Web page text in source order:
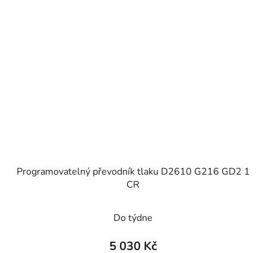
Programovatelný převodník tlaku D2610 G216 GD2 1
CR
Do týdne
5 030 Kč